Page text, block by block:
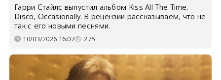
Гарри Стайлс выпустил альбом Kiss All The Time.
Disco, Occasionally. В рецензии рассказываем, что не
так с его новыми песнями.
10/03/2026 16:07 275